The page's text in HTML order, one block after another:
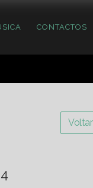
CONTACTOS
Voltar